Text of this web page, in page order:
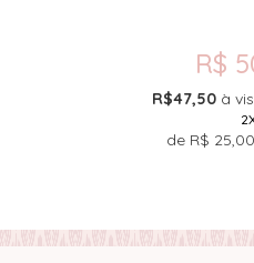
R$
R$47,50 à
de R$ 25,00